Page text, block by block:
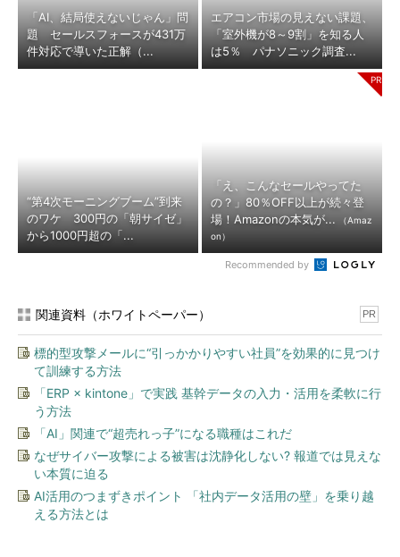
「AI、結局使えないじゃん」問
題 セールスフォースが431万
件対応で導いた正解（...
エアコン市場の見えない課題、
「室外機が8～9割」を知る人
は5％ パナソニック調査...
“第4次モーニングブーム”到来
のワケ 300円の「朝サイゼ」
から1000円超の「...
「え、こんなセールやってた
の？」80％OFF以上が続々登
場！Amazonの本気が...
（Amaz
on）
Recommended by
関連資料（ホワイトペーパー） PR
標的型攻撃メールに“引っかかりやすい社員”を効果的に見つけ
て訓練する方法
「ERP × kintone」で実践 基幹データの入力・活用を柔軟に行
う方法
「AI」関連で“超売れっ子”になる職種はこれだ
なぜサイバー攻撃による被害は沈静化しない? 報道では見えな
い本質に迫る
AI活用のつまずきポイント 「社内データ活用の壁」を乗り越
える方法とは